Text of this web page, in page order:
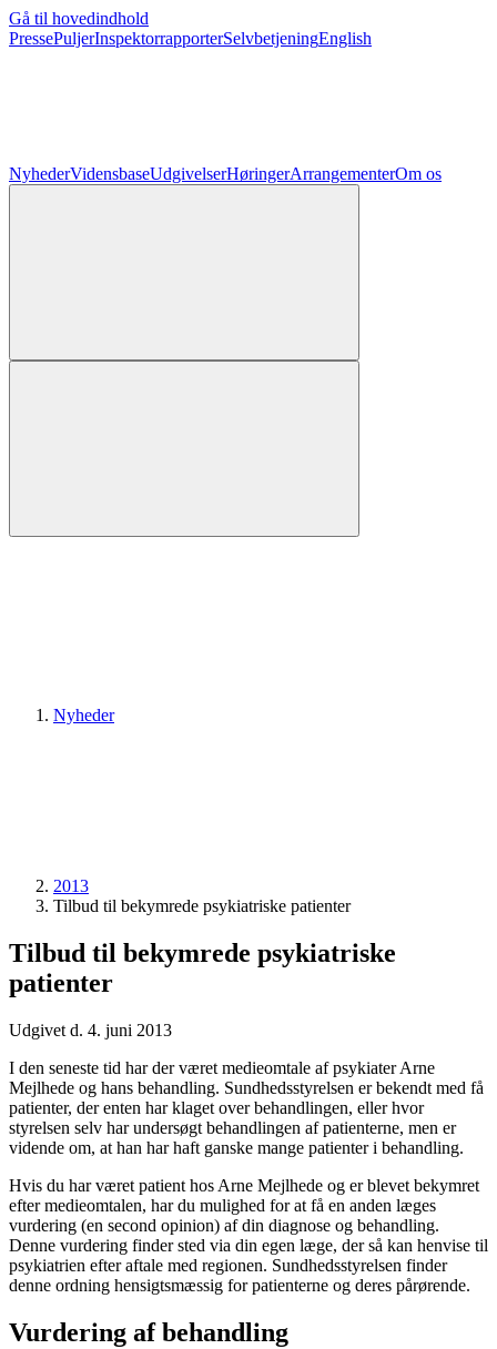
Gå til hovedindhold
PressePuljerInspektorrapporterSelvbetjeningEnglish
NyhederVidensbaseUdgivelserHøringerArrangementerOm os
Nyheder
2013
Tilbud til bekymrede psykiatriske patienter
Tilbud til bekymrede psykiatriske
patienter
Udgivet d. 4. juni 2013
I den seneste tid har der været medieomtale af psykiater Arne
Mejlhede og hans behandling. Sundhedsstyrelsen er bekendt med få
patienter, der enten har klaget over behandlingen, eller hvor
styrelsen selv har undersøgt behandlingen af patienterne, men er
vidende om, at han har haft ganske mange patienter i behandling.
Hvis du har været patient hos Arne Mejlhede og er blevet bekymret
efter medieomtalen, har du mulighed for at få en anden læges
vurdering (en second opinion) af din diagnose og behandling.
Denne vurdering finder sted via din egen læge, der så kan henvise til
psykiatrien efter aftale med regionen. Sundhedsstyrelsen finder
denne ordning hensigtsmæssig for patienterne og deres pårørende.
Vurdering af behandling